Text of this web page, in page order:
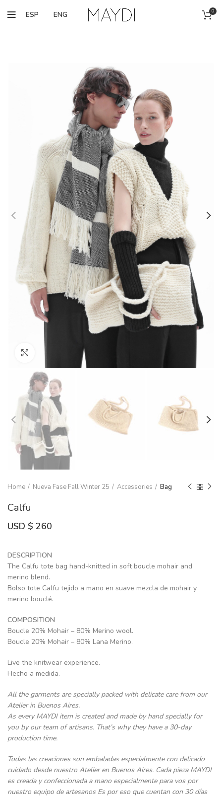
ESP ENG 0
Click to enlarge
Home Nueva Fase Fall Winter 25 Accessories Bag
Calfu
USD $ 260
DESCRIPTION
The Calfu tote bag hand-knitted in soft boucle mohair and
merino blend.
Bolso tote Calfu tejido a mano en suave mezcla de mohair y
merino bouclé.
COMPOSITION
Boucle 20% Mohair – 80% Merino wool.
Boucle 20% Mohair – 80% Lana Merino.
Live the knitwear experience.
Hecho a medida.
All the garments are specially packed with delicate care from our
Atelier in Buenos Aires.
As every MAYDI item is created and made by hand specially for
you by our team of artisans. That’s why they have a 30-day
production time.
Todas las creaciones son embaladas especialmente con delicado
cuidado desde nuestro Atelier en Buenos Aires. Cada pieza MAYDI
es creada y confeccionada a mano especialmente para vos por
nuestro equipo de artesanos Es por eso que cuentan con 30 días